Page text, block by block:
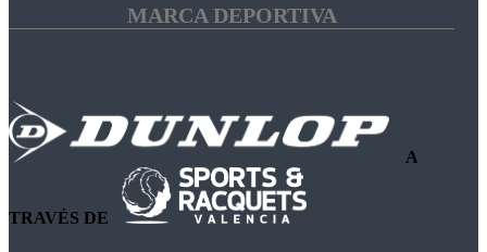
MARCA DEPORTIVA
A
TRAVÉS DE